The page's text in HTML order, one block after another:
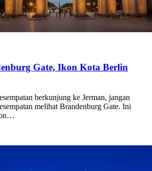
Gate, Ikon Kota Berlin
berkunjung ke Jerman, jangan
melihat Brandenburg Gate. Ini